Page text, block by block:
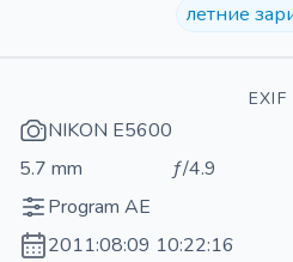
летние
EXIF
NIKON E5600
5.7 mm
ƒ/4.9
Program AE
2011:08:09 10:22:16